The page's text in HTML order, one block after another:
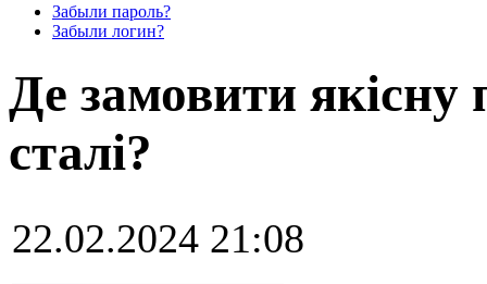
Забыли пароль?
Забыли логин?
Де замовити якісну
сталі?
22.02.2024 21:08